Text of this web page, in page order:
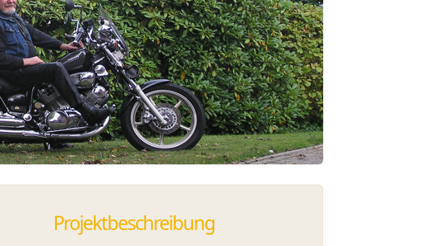
Projektbeschreibung